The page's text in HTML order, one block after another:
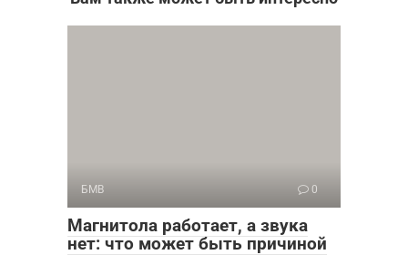
БМВ 0
Магнитола работает, а звука
нет: что может быть причиной